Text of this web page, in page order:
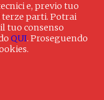
e, previo tuo
terze parti. Potrai
tuo consenso
QUI. Proseguendo